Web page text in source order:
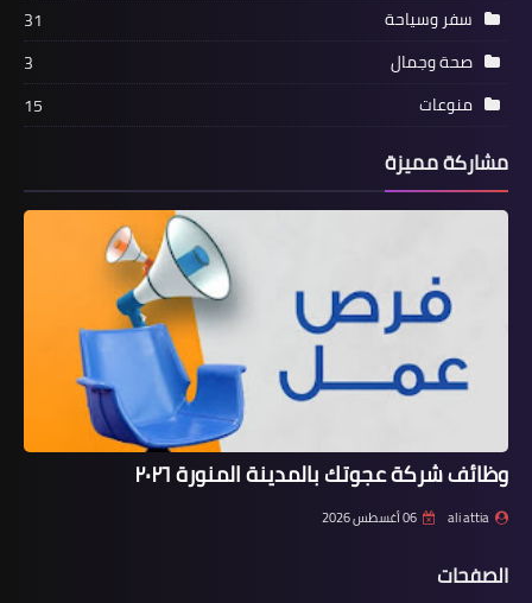
سفر وسياحة
31
صحة وجمال
3
منوعات
15
مشاركة مميزة
وظائف شركة عجوتك بالمدينة المنورة ٢٠٢٦
ali attia 06 أغسطس 2026
الصفحات